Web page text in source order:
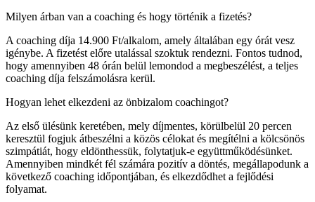
Milyen árban van a coaching és hogy történik a fizetés?
A coaching díja 14.900 Ft/alkalom, amely általában egy órát vesz
igénybe. A fizetést előre utalással szoktuk rendezni. Fontos tudnod,
hogy amennyiben 48 órán belül lemondod a megbeszélést, a teljes
coaching díja felszámolásra kerül.
Hogyan lehet elkezdeni az önbizalom coachingot?
Az első ülésünk keretében, mely díjmentes, körülbelül 20 percen
keresztül fogjuk átbeszélni a közös célokat és megítélni a kölcsönös
szimpátiát, hogy eldönthessük, folytatjuk-e együttműködésünket.
Amennyiben mindkét fél számára pozitív a döntés, megállapodunk a
következő coaching időpontjában, és elkezdődhet a fejlődési
folyamat.